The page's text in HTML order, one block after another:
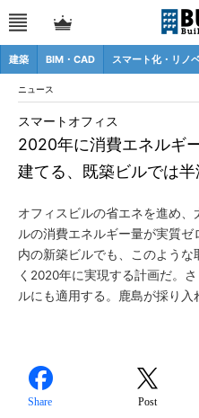
建築 BIM・CAD スマート化・リノ
ニュース
2020年に消費エネルギ
建てる、既築ビルでは
スマートオフィス
オフィスビルの省エネを進め
ルの消費エネルギー量が実質
内の新築ビルでも、このよう
く2020年に実現する計画だ。
ルにも適用する。鹿島が採り入
Share Post